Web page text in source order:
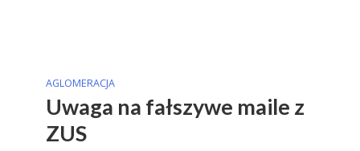
AGLOMERACJA
Uwaga na fałszywe maile z
ZUS